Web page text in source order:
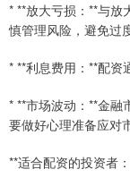
* **放大亏损：**与放
慎管理风险，避免过
* **利息费用：**配资
* **市场波动：**金融
要做好心理准备应对
**适合配资的投资者